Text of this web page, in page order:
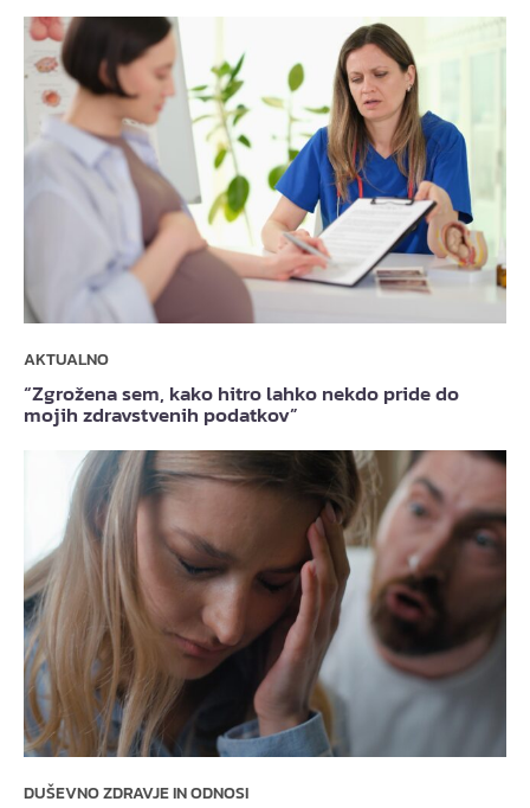
AKTUALNO
“Zgrožena sem, kako hitro lahko nekdo pride do
mojih zdravstvenih podatkov”
DUŠEVNO ZDRAVJE IN ODNOSI